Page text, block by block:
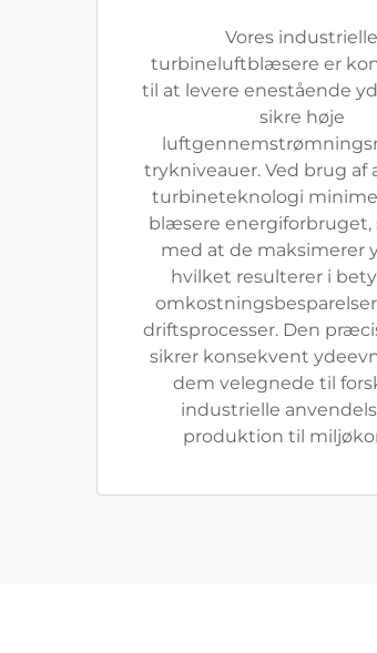
Vores industrielle
turbineluftblæsere er
til at levere enestående
sikre høje
trykniveauer. Ved brug af
turbineteknologi
blæsere energiforbruget,
med at de maksimerer
hvilket resulterer i
driftsprocesser. Den
sikrer konsekvent
dem velegnede til
industrielle
produktion til